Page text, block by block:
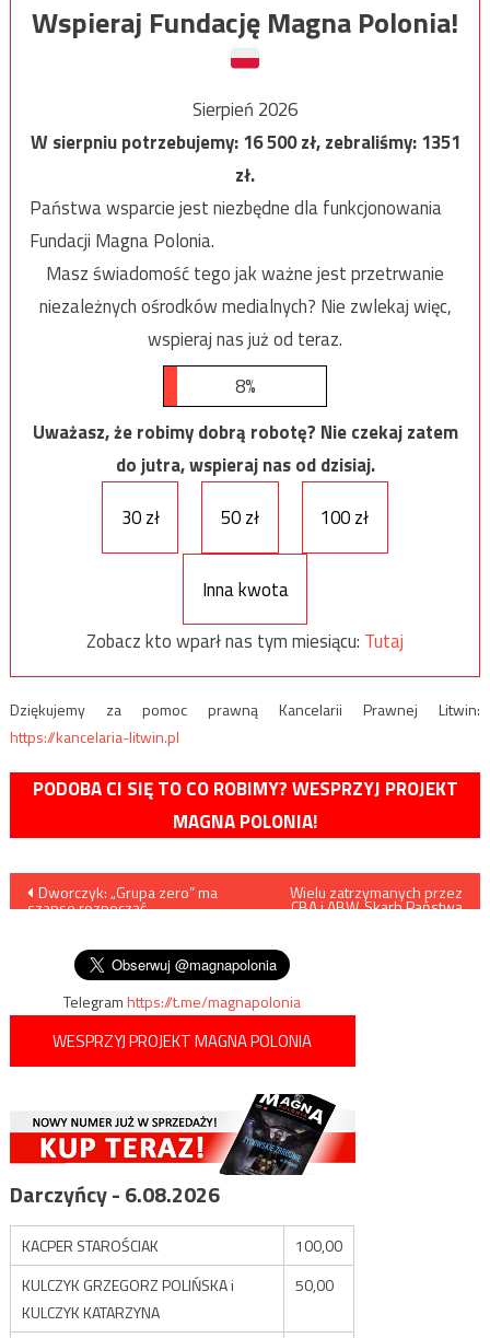
Wspieraj Fundację Magna Polonia!
Sierpień 2026
W sierpniu potrzebujemy:16 500zł, zebraliśmy:1351
zł.
Państwa wsparcie jest niezbędne dla funkcjonowania
Fundacji Magna Polonia.
Masz świadomość tego jak ważne jest przetrwanie
niezależnych ośrodków medialnych? Nie zwlekaj więc,
wspieraj nas już od teraz.
8%
Uważasz, że robimy dobrą robotę? Nie czekaj zatem
do jutra, wspieraj nas od dzisiaj.
30 zł
50 zł 100 zł
Inna kwota
Zobacz kto wparł nas tym miesiącu: Tutaj
Dziękujemy za pomoc prawną Kancelarii Prawnej Litwin:
https://kancelaria-litwin.pl
PODOBA CI SIĘ TO CO ROBIMY? WESPRZYJ PROJEKT
MAGNA POLONIA!
Nawigacja
Dworczyk: „Grupa zero” ma
szanse rozpocząć
Wielu zatrzymanych przez
CBA i ABW, Skarb Państwa
Telegramhttps://t.me/magnapolonia
WESPRZYJ PROJEKT MAGNA POLONIA
Darczyńcy - 6.08.2026
KACPER STAROŚCIAK
100,00
KULCZYK GRZEGORZ POLIŃSKA i
KULCZYK KATARZYNA
50,00